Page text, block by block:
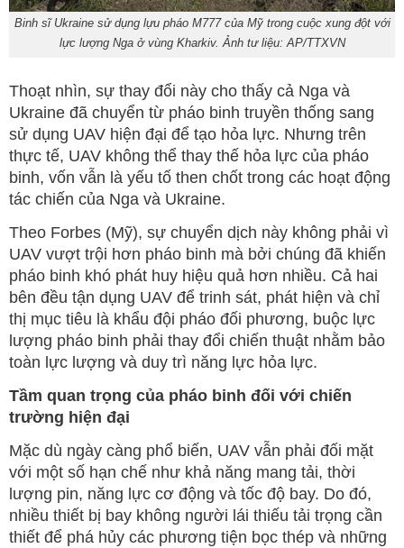
Binh sĩ Ukraine sử dụng lựu pháo M777 của Mỹ trong cuộc xung đột với
lực lượng Nga ở vùng Kharkiv. Ảnh tư liệu: AP/TTXVN
Thoạt nhìn, sự thay đổi này cho thấy cả Nga và
Ukraine đã chuyển từ pháo binh truyền thống sang
sử dụng UAV hiện đại để tạo hỏa lực. Nhưng trên
thực tế, UAV không thể thay thế hỏa lực của pháo
binh, vốn vẫn là yếu tố then chốt trong các hoạt động
tác chiến của Nga và Ukraine.
Theo Forbes (Mỹ), sự chuyển dịch này không phải vì
UAV vượt trội hơn pháo binh mà bởi chúng đã khiến
pháo binh khó phát huy hiệu quả hơn nhiều. Cả hai
bên đều tận dụng UAV để trinh sát, phát hiện và chỉ
thị mục tiêu là khẩu đội pháo đối phương, buộc lực
lượng pháo binh phải thay đổi chiến thuật nhằm bảo
toàn lực lượng và duy trì năng lực hỏa lực.
Tầm quan trọng của pháo binh đối với chiến
trường hiện đại
Mặc dù ngày càng phổ biến, UAV vẫn phải đối mặt
với một số hạn chế như khả năng mang tải, thời
lượng pin, năng lực cơ động và tốc độ bay. Do đó,
nhiều thiết bị bay không người lái thiếu tải trọng cần
thiết để phá hủy các phương tiện bọc thép và những